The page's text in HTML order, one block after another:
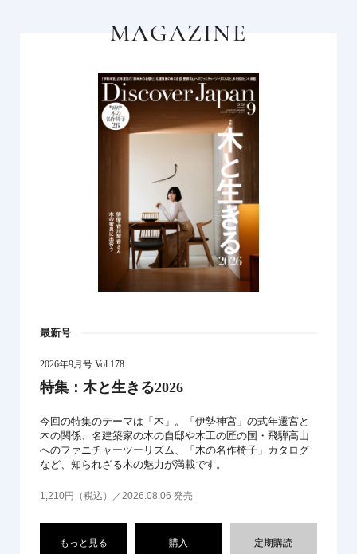
MAGAZINE
最新号
2026年9月号 Vol.178
特集：木と生きる2026
今回の特集のテーマは「木」。「伊勢神宮」の式年遷宮と
木の関係、名建築家の木の自邸や木工の匠の国・飛騨高山
へのファニチャーツーリズム、「木の名作椅子」カタログ
など、知られざる木の魅力が満載です。
1,210円（税込）／2026.08.06 発売
もっと見る 購入 定期購読